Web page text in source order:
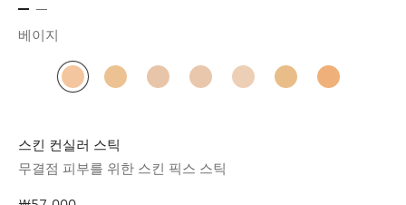
베이지
스킨 컨실러 스틱
무결점 피부를 위한 스킨 픽스 스틱